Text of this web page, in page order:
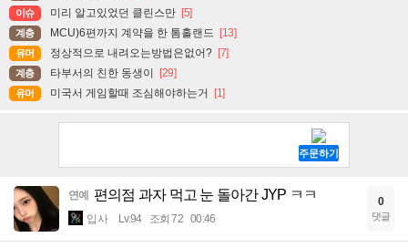
이슈 미리 알고있었던 클린스만 [5]
계층 MCU)6편까지 계약을 한 톰홀랜드 [13]
유머 정상적으로 내려오는방법은없어? [7]
계층 타부서의 친한 동생이 [29]
유머 미국서 게임할때 조심해야하는거 [1]
연예 편의점 과자 먹고 눈 돌아간 JYP ㅋㅋ
입사 Lv.94 조회 72 00:46
0
댓글